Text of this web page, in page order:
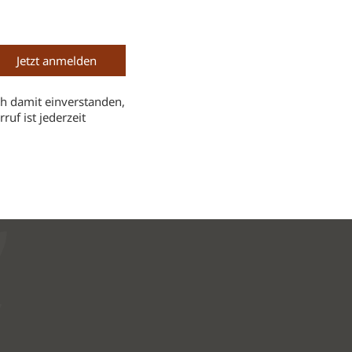
damit einverstanden,
ist jederzeit